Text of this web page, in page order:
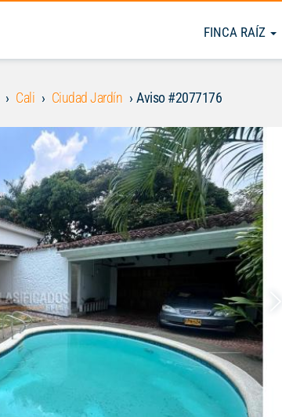
FINCA RAÍZ
Cali Ciudad Jardín Aviso #2077176